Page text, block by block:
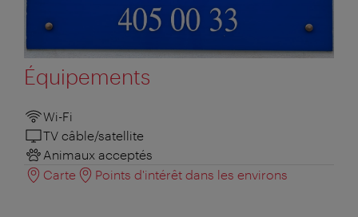
Équipements
Wi-Fi
TV câble/satellite
Animaux acceptés
Carte
Points d'intérêt dans les environs